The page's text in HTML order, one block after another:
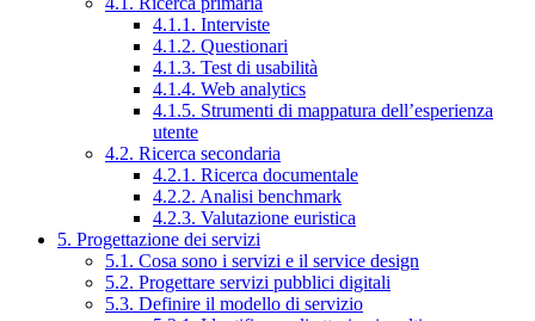
4.1.1. Interviste
4.1.2. Questionari
4.1.3. Test di usabilità
4.1.4. Web analytics
4.1.5. Strumenti di mappatura dell’esperienza
utente
4.2. Ricerca secondaria
4.2.1. Ricerca documentale
4.2.2. Analisi benchmark
4.2.3. Valutazione euristica
5. Progettazione dei servizi
5.1. Cosa sono i servizi e il service design
5.2. Progettare servizi pubblici digitali
5.3. Definire il modello di servizio